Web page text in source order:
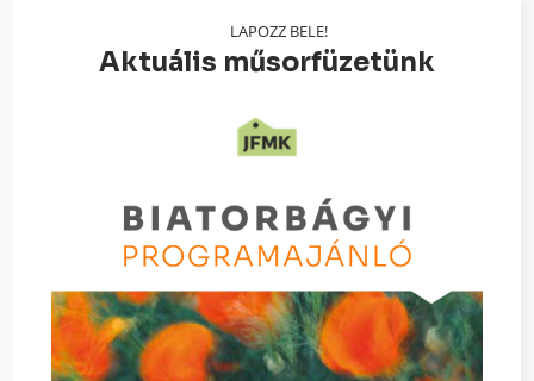
LAPOZZ BELE!
Aktuális műsorfüzetünk